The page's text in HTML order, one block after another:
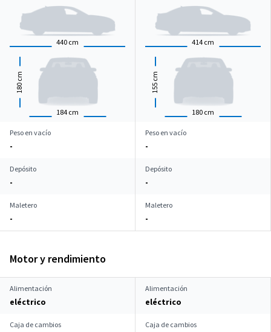
440 cm
184 cm
180
cm
414 cm
180 cm
155
cm
Peso en vacío
-
Peso en vacío
-
Depósito
-
Depósito
-
Maletero
-
Maletero
-
Motor y rendimiento
Alimentación
eléctrico
Alimentación
eléctrico
Caja de cambios Caja de cambios